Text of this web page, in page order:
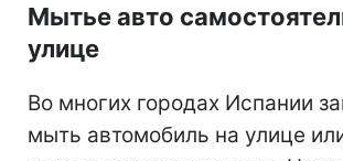
Мытье авто
улице
Во многих городах Испании
мыть автомобиль на улице